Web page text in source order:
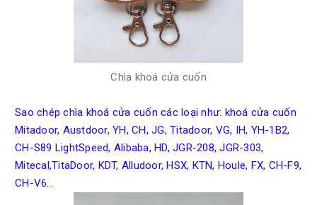
Chìa khoá cửa cuốn
Sao chép chìa khoá cửa cuốn các loại như: khoá cửa cuốn
Mitadoor, Austdoor, YH, CH, JG, Titadoor, VG, IH, YH-1B2,
CH-S89 LightSpeed, Alibaba, HD, JGR-208, JGR-303,
Mitecal,TitaDoor, KDT, Alludoor, HSX, KTN, Houle, FX, CH-F9,
CH-V6…